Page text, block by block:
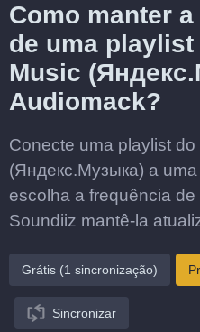
Como manter
de uma playlist
Music
Audiomack?
Conecte uma playlist
(Яндекс.Музыка) a
escolha a frequência
Soundiiz mantê-la
Grátis (1 sincronização)
Sincronizar